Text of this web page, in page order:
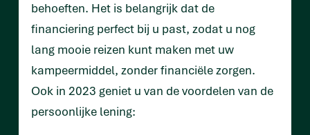
behoeften. Het is belangrijk dat de
financiering perfect bij u past, zodat u nog
lang mooie reizen kunt maken met uw
kampeermiddel, zonder financiële zorgen.
Ook in 2023 geniet u van de voordelen van de
persoonlijke lening: